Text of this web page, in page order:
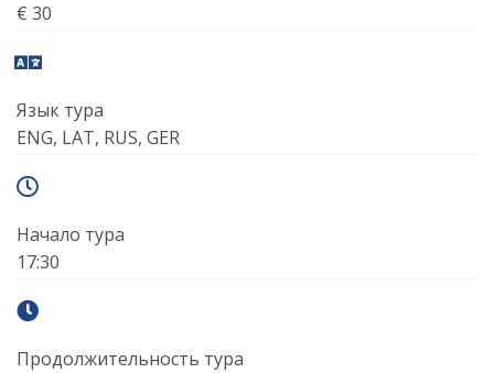
€ 30
Язык тура
ENG, LAT, RUS, GER
Начало тура
17:30
Продолжительность тура